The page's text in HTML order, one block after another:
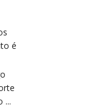
é
...